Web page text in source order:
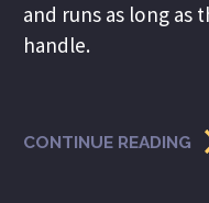
and runs as long as
handle.
CONTINUE READING